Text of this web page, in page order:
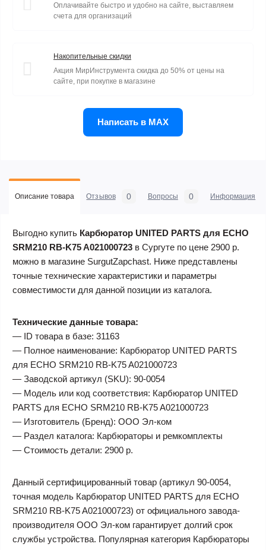
Оплачивайте быстро и удобно на сайте, выставляем
счета для организаций
Накопительные скидки
Акция МирИнструмента скидка до 50% от цены на
сайте, при покупке в магазине
Написать в MAX
Описание товара Отзывов 0 Вопросы 0 Информация
Выгодно купить Карбюратор UNITED PARTS для ECHO
SRM210 RB-K75 A021000723 в Сургуте по цене 2900 р.
можно в магазине SurgutZapchast. Ниже представлены
точные технические характеристики и параметры
совместимости для данной позиции из каталога.
Технические данные товара:
— ID товара в базе: 31163
— Полное наименование: Карбюратор UNITED PARTS
для ECHO SRM210 RB-K75 A021000723
— Заводской артикул (SKU): 90-0054
— Модель или код соответствия: Карбюратор UNITED
PARTS для ECHO SRM210 RB-K75 A021000723
— Изготовитель (Бренд): ООО Эл-ком
— Раздел каталога: Карбюраторы и ремкомплекты
— Стоимость детали: 2900 р.
Данный сертифицированный товар (артикул 90-0054,
точная модель Карбюратор UNITED PARTS для ECHO
SRM210 RB-K75 A021000723) от официального завода-
производителя ООО Эл-ком гарантирует долгий срок
службы устройства. Популярная категория Карбюраторы